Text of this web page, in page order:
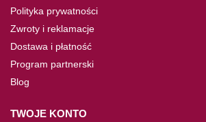
Polityka prywatności
Zwroty i reklamacje
Dostawa i płatność
Program partnerski
Blog
TWOJE KONTO